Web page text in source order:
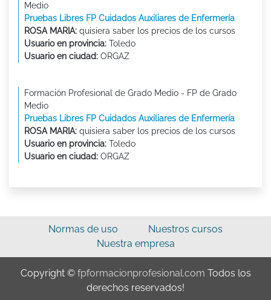
Medio
Pruebas Libres FP Cuidados Auxiliares de Enfermería
ROSA MARIA: quisiera saber los precios de los cursos
Usuario en provincia: Toledo
Usuario en ciudad: ORGAZ
Formación Profesional de Grado Medio - FP de Grado
Medio
Pruebas Libres FP Cuidados Auxiliares de Enfermería
ROSA MARIA: quisiera saber los precios de los cursos
Usuario en provincia: Toledo
Usuario en ciudad: ORGAZ
Normas de uso
Nuestros cursos
Nuestra empresa
Copyright © fpformacionprofesional.com Todos los
derechos reservados!